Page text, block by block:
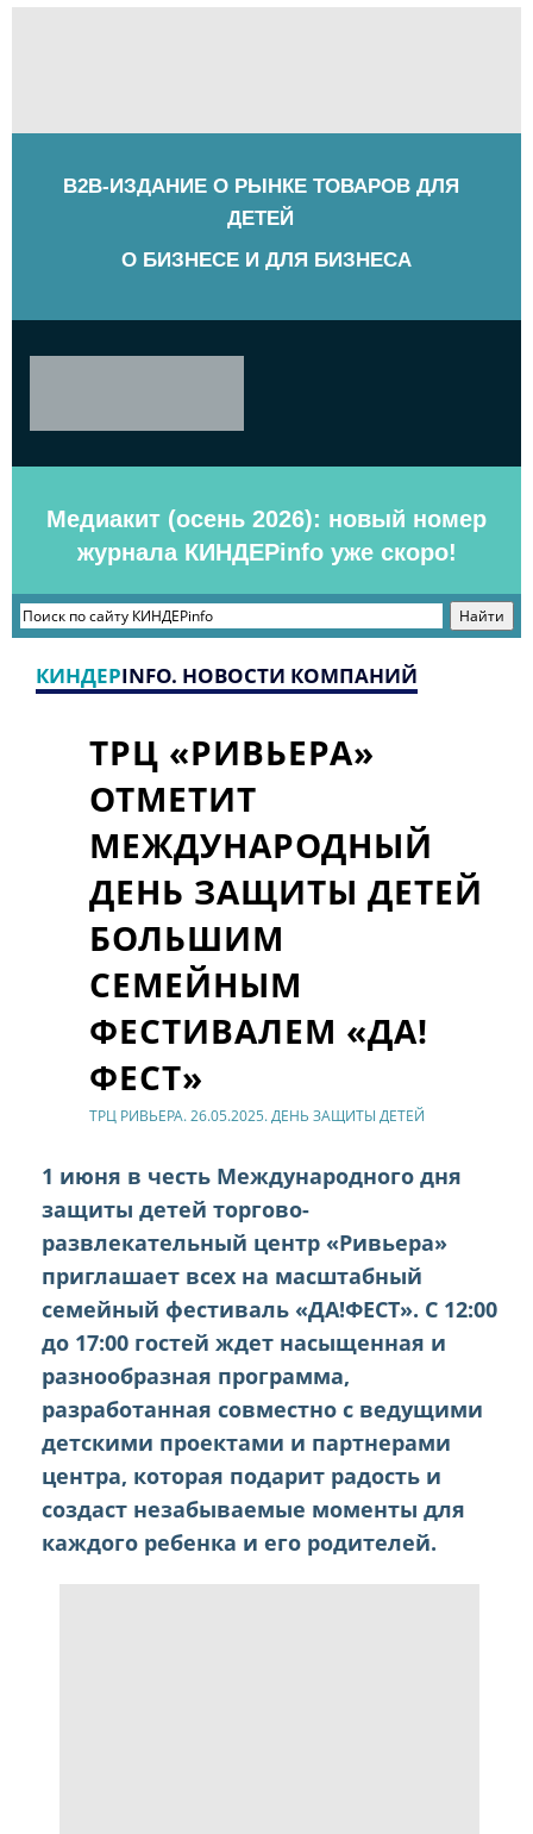
B2B-ИЗДАНИЕ О РЫНКЕ ТОВАРОВ ДЛЯ
ДЕТЕЙ
О БИЗНЕСЕ И ДЛЯ БИЗНЕСА
Медиакит (осень 2026): новый номер
журнала КИНДЕРinfo уже скоро!
КИНДЕРINFO. НОВОСТИ КОМПАНИЙ
ТРЦ «РИВЬЕРА»
ОТМЕТИТ
МЕЖДУНАРОДНЫЙ
ДЕНЬ ЗАЩИТЫ ДЕТЕЙ
БОЛЬШИМ
СЕМЕЙНЫМ
ФЕСТИВАЛЕМ «ДА!
ФЕСТ»
ТРЦ РИВЬЕРА. 26.05.2025. ДЕНЬ ЗАЩИТЫ ДЕТЕЙ
1 июня в честь Международного дня
защиты детей торгово-
развлекательный центр «Ривьера»
приглашает всех на масштабный
семейный фестиваль «ДА!ФЕСТ». С 12:00
до 17:00 гостей ждет насыщенная и
разнообразная программа,
разработанная совместно с ведущими
детскими проектами и партнерами
центра, которая подарит радость и
создаст незабываемые моменты для
каждого ребенка и его родителей.